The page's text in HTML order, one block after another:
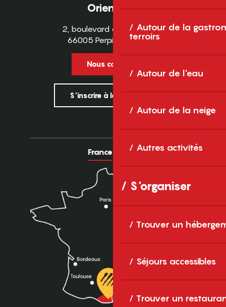
Autour de la
terroirs
Autour de l'eau
Autour de la neige
Autres activités
S'organiser
Trouver un
Séjours accessibles
Trouver un
Orientales
2, boulevard des Pyrénées
66005 Perpignan Cedex
Nous contacter
S'inscrire à la newsletter
France Europe